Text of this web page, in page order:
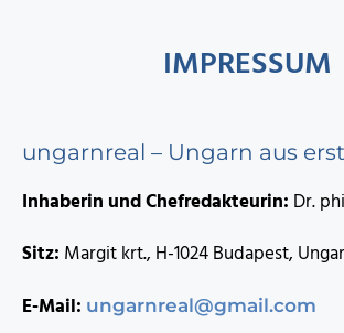
IMPRESSUM
ungarnreal – Ungarn aus
Inhaberin und Chefredakteurin: Dr.
Sitz: Margit krt., H-1024 Budapest,
E-Mail: ungarnreal@gmail.com